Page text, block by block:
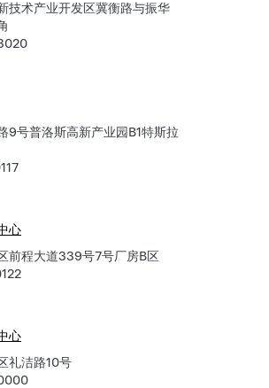
技术产业开发区冀衡路与振华
9号普洛斯高新产业园B1特斯拉
心
前程大道339号7号厂房B区
心
礼洁路10号